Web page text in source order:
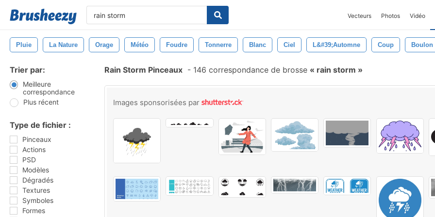
Vecteurs Photos Vidéo
Pluie La Nature Orage Météo Foudre Tonnerre Blanc Ciel L&#39;automne Coup Boulon
Trier par:
Meilleure
correspondance
Plus récent
Type de fichier :
Pinceaux
Actions
PSD
Modèles
Dégradés
Textures
Symboles
Formes
Rain Storm Pinceaux - 146 correspondance de brosse rain storm
Images sponsorisées par